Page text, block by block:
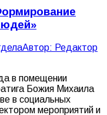
Автор: Редактор
в помещении
Божия Михаила
в социальных
мероприятий и